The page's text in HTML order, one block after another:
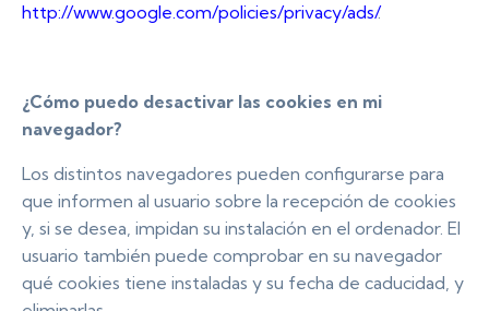
http://www.google.com/policies/privacy/ads/.
¿Cómo puedo desactivar las cookies en mi
navegador?
Los distintos navegadores pueden configurarse para
que informen al usuario sobre la recepción de cookies
y, si se desea, impidan su instalación en el ordenador. El
usuario también puede comprobar en su navegador
qué cookies tiene instaladas y su fecha de caducidad, y